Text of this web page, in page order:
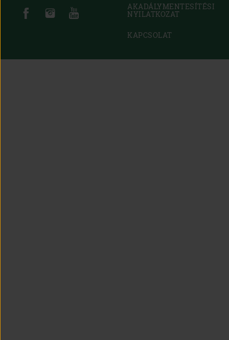
NEW
WINDOW)
(open in new window) (open in new window) (open in new window) AKADÁLYMENTESÍTÉSI
NYILATKOZAT
KAPCSOLAT